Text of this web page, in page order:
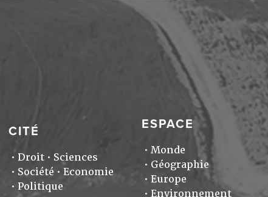
CITÉ
Droit
Sciences
Société
Economie
Politique
ESPACE
Monde
Géographie
Europe
Environnement